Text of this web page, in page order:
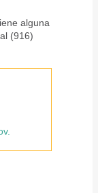
alguna
(916)
.